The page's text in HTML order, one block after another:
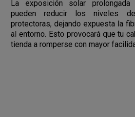
La exposición solar
pueden reducir los niveles
protectoras, dejando expuesta la
al entorno. Esto provocará que tu
tienda a romperse con mayor